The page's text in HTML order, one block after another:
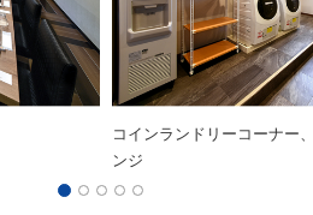
コインランドリーコーナー
ンジ